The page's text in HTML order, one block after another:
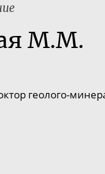
М.М.
геолого-